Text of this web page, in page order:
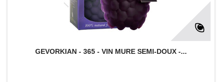
GEVORKIAN - 365 - VIN MURE SEMI-DOUX -...